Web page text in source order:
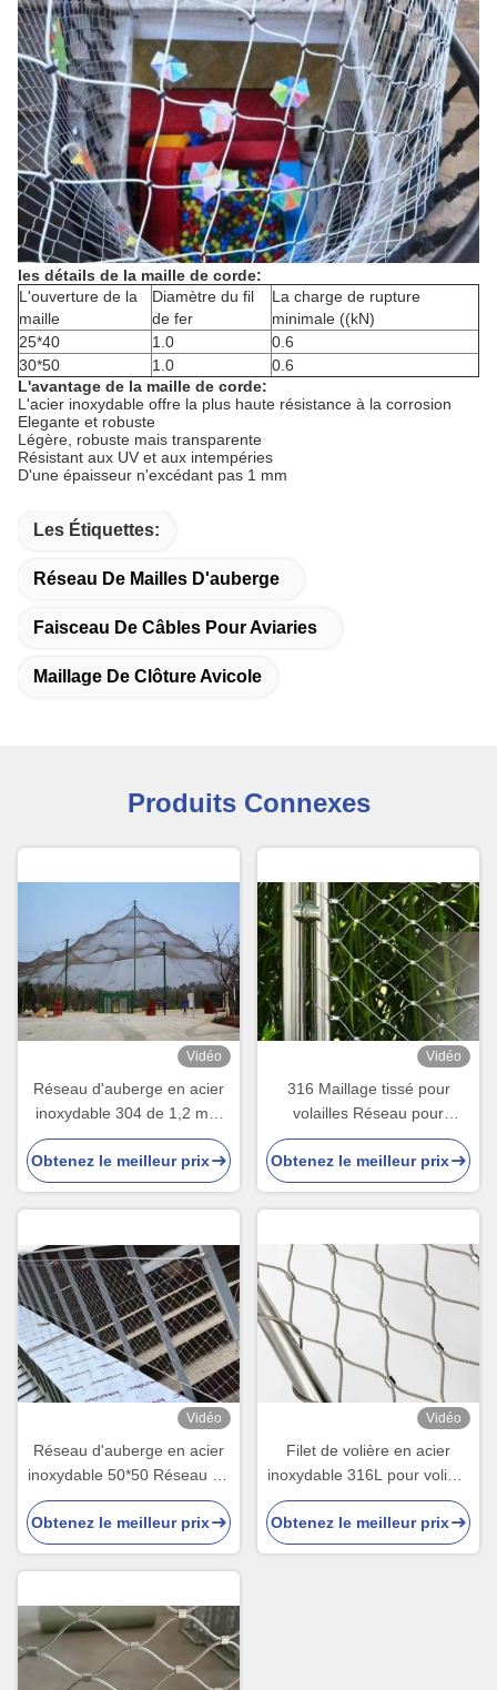
les détails de la maille de corde:
L'ouverture de la
maille
Diamètre du fil
de fer
La charge de rupture
minimale ((kN)
25*40
1.0
0.6
30*50
1.0
0.6
L'avantage de la maille de corde:
L'acier inoxydable offre la plus haute résistance à la corrosion
Elegante et robuste
Légère, robuste mais transparente
Résistant aux UV et aux intempéries
D'une épaisseur n'excédant pas 1 mm
Les Étiquettes:
Réseau De Mailles D'auberge
Faisceau De Câbles Pour Aviaries
Maillage De Clôture Avicole
Produits Connexes
Vidéo
Réseau d'auberge en acier
inoxydable 304 de 1,2 mm
pour oiseaux
Obtenez le meilleur prix
Vidéo
316 Maillage tissé pour
volailles Réseau pour
volailles
Obtenez le meilleur prix
Vidéo
Réseau d'auberge en acier
inoxydable 50*50 Réseau de
corde
Obtenez le meilleur prix
Vidéo
Filet de volière en acier
inoxydable 316L pour volière
à oiseaux
Obtenez le meilleur prix